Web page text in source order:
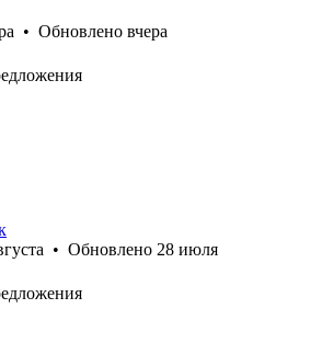
• Обновлено вчера
• Обновлено 28 июля